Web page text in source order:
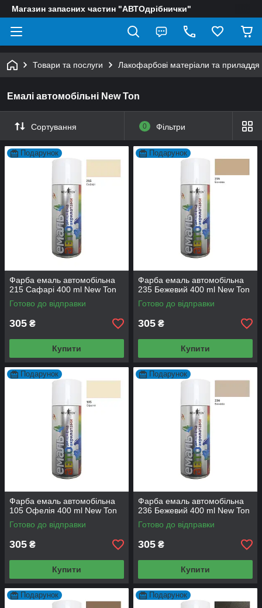
Магазин запасних частин "АВТОдрібнички"
Товари та послуги Лакофарбові матеріали та приладдя
Емалі автомобільні New Ton
Сортування 0 Фільтри
Подарунок
Фарба емаль автомобільна
215 Сафарі 400 ml New Ton
Готово до відправки
305 ₴
Купити
Подарунок
Фарба емаль автомобільна
235 Бежевий 400 ml New Ton
Готово до відправки
305 ₴
Купити
Подарунок
Фарба емаль автомобільна
105 Офелія 400 ml New Ton
Готово до відправки
305 ₴
Купити
Подарунок
Фарба емаль автомобільна
236 Бежевий 400 ml New Ton
Готово до відправки
305 ₴
Купити
Подарунок Подарунок